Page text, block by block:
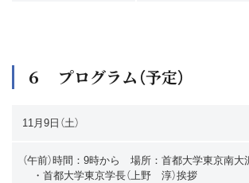
６ プログラム（予定）
11月9日（土）
（午前）時間：9時から 場所：首都大学東京南
・首都大学東京学長（上野 淳）挨拶